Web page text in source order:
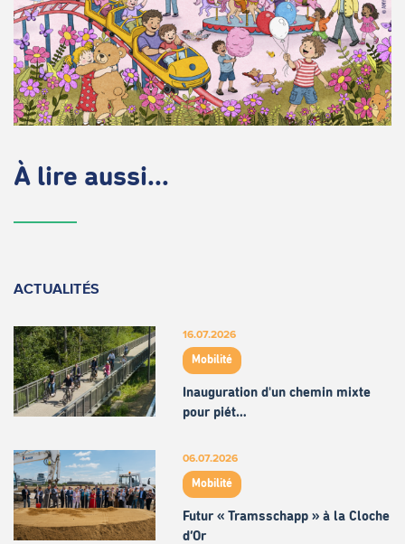
À lire aussi...
ACTUALITÉS
16.07.2026
Mobilité
Inauguration d'un chemin mixte
pour piét…
06.07.2026
Mobilité
Futur « Tramsschapp » à la Cloche
d’Or